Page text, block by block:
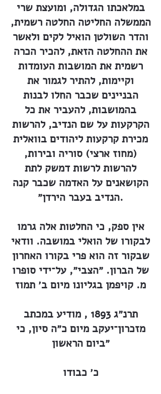
במלאכתו הגדולה, ומועצת שרי
הממשלה החליטה החלטה רשמית,
והדר השולטן הואיל לקים ולאשר
את ההחלטה הזאת, להכיר הכרה
רשמית את המושבות העומדות
וקיימות, להתיר לגמור את
הבניינים שכבר החלו לבנות
בהמושבות, להעביר את כל
הקרקעות על שם הנדיב, להרשות
מכירת קרקעות ליהודים בוואלית
(מחוז ארצי) סוריה ובירות,
להרשות לרשות דמשק לתת
הקושאנים על האדמה שכבר קנה
הנדיב בעבר הירדן״.
אין ספק, כי החלטות אלה גרמו
לבקורו של הואלי במושבה. וודאי
שבקור זה הוא פרי בקורו האחרון
של הברון. ״הצבי״, על־ידי סופרו
מ. קויפמן בגליונו מיום ב׳ תמוז
תרנ״ג 1893 , מודיע במכתב
מזכרון־יעקב מיום כ״ה סיון, כי
״ביום הראשון
כ׳ כבודו